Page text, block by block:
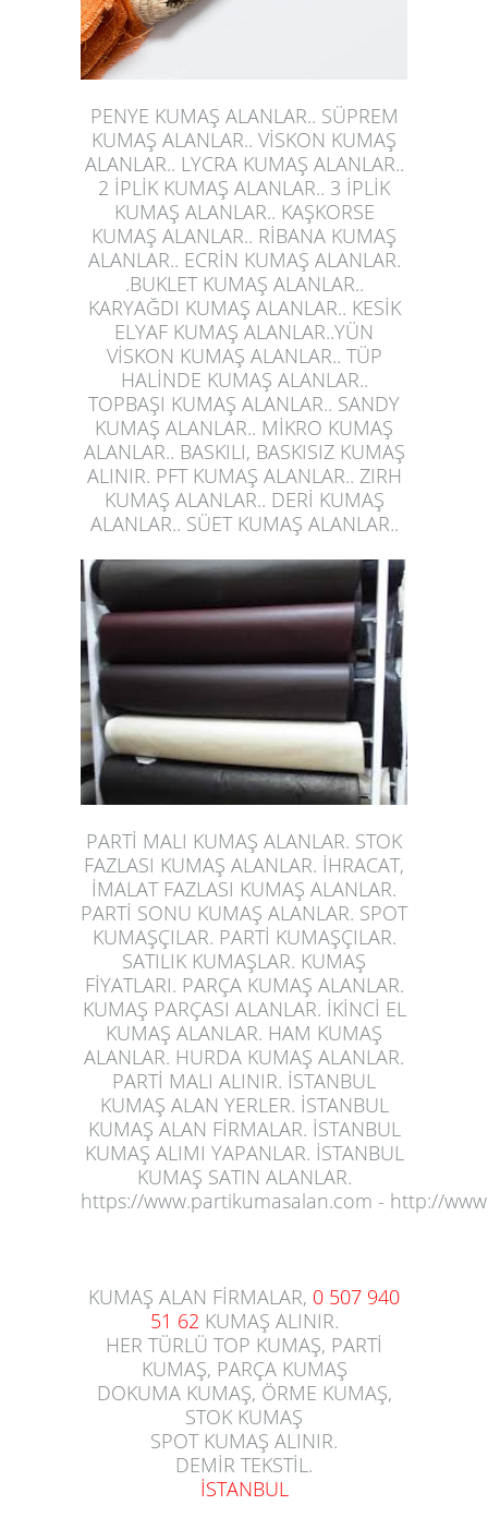
PENYE KUMAŞ ALANLAR.. SÜPREM
KUMAŞ ALANLAR.. VİSKON KUMAŞ
ALANLAR.. LYCRA KUMAŞ ALANLAR..
2 İPLİK KUMAŞ ALANLAR.. 3 İPLİK
KUMAŞ ALANLAR.. KAŞKORSE
KUMAŞ ALANLAR.. RİBANA KUMAŞ
ALANLAR.. ECRİN KUMAŞ ALANLAR.
.BUKLET KUMAŞ ALANLAR..
KARYAĞDI KUMAŞ ALANLAR.. KESİK
ELYAF KUMAŞ ALANLAR..YÜN
VİSKON KUMAŞ ALANLAR.. TÜP
HALİNDE KUMAŞ ALANLAR..
TOPBAŞI KUMAŞ ALANLAR.. SANDY
KUMAŞ ALANLAR.. MİKRO KUMAŞ
ALANLAR.. BASKILI, BASKISIZ KUMAŞ
ALINIR. PFT KUMAŞ ALANLAR.. ZIRH
KUMAŞ ALANLAR.. DERİ KUMAŞ
ALANLAR.. SÜET KUMAŞ ALANLAR..
PARTİ MALI KUMAŞ ALANLAR. STOK
FAZLASI KUMAŞ ALANLAR. İHRACAT,
İMALAT FAZLASI KUMAŞ ALANLAR.
PARTİ SONU KUMAŞ ALANLAR. SPOT
KUMAŞÇILAR. PARTİ KUMAŞÇILAR.
SATILIK KUMAŞLAR. KUMAŞ
FİYATLARI. PARÇA KUMAŞ ALANLAR.
KUMAŞ PARÇASI ALANLAR. İKİNCİ EL
KUMAŞ ALANLAR. HAM KUMAŞ
ALANLAR. HURDA KUMAŞ ALANLAR.
PARTİ MALI ALINIR. İSTANBUL
KUMAŞ ALAN YERLER. İSTANBUL
KUMAŞ ALAN FİRMALAR. İSTANBUL
KUMAŞ ALIMI YAPANLAR. İSTANBUL
KUMAŞ SATIN ALANLAR.
https://www.partikumasalan.com - http://
KUMAŞ ALAN FİRMALAR, 0 507 940
51 62 KUMAŞ ALINIR.
HER TÜRLÜ TOP KUMAŞ, PARTİ
KUMAŞ, PARÇA KUMAŞ
DOKUMA KUMAŞ, ÖRME KUMAŞ,
STOK KUMAŞ
SPOT KUMAŞ ALINIR.
DEMİR TEKSTİL.
İSTANBUL